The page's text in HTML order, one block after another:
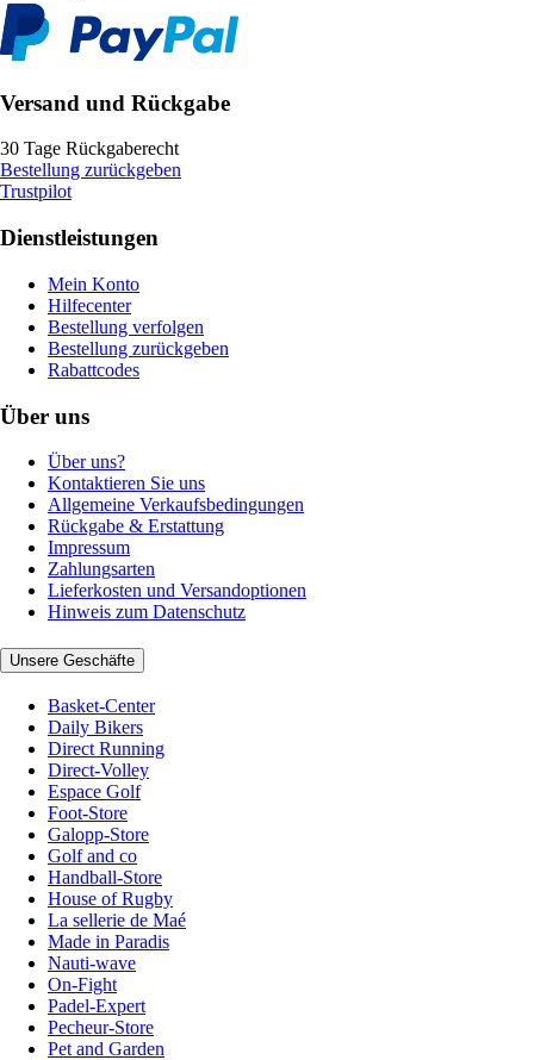
Versand und Rückgabe
30 Tage Rückgaberecht
Bestellung zurückgeben
Trustpilot
Dienstleistungen
Mein Konto
Hilfecenter
Bestellung verfolgen
Bestellung zurückgeben
Rabattcodes
Über uns
Über uns?
Kontaktieren Sie uns
Allgemeine Verkaufsbedingungen
Rückgabe & Erstattung
Impressum
Zahlungsarten
Lieferkosten und Versandoptionen
Hinweis zum Datenschutz
Unsere Geschäfte
Basket-Center
Daily Bikers
Direct Running
Direct-Volley
Espace Golf
Foot-Store
Galopp-Store
Golf and co
Handball-Store
House of Rugby
La sellerie de Maé
Made in Paradis
Nauti-wave
On-Fight
Padel-Expert
Pecheur-Store
Pet and Garden